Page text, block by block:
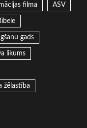
filma ASV
gads
likums
žēlastība